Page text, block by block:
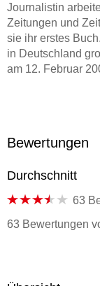
Journalistin
Zeitungen und
sie ihr erstes
in Deutschland
am 12. Februar
Bewertungen
Durchschnitt
63
63 Bewertungen